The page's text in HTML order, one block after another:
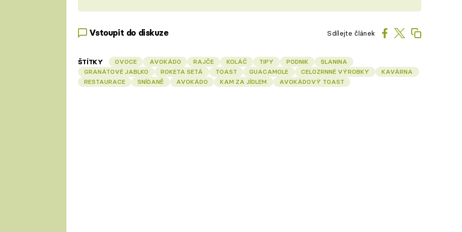
Vstoupit do diskuze Sdílejte článek
ŠTÍTKY OVOCE AVOKÁDO RAJČE KOLÁČ TIPY PODNIK
SLANINA
GRANÁTOVÉ JABLKO
ROKETA SETÁ TOAST GUACAMOLE CELOZRNNÉ VÝROBKY
KAVÁRNA
RESTAURACE
SNÍDANĚ AVOKÁDO KAM ZA JÍDLEM AVOKÁDOVÝ TOAST